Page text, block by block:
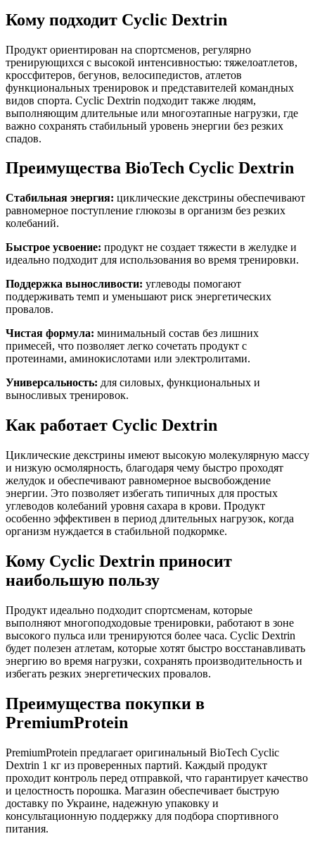
Кому подходит Cyclic Dextrin
Продукт ориентирован на спортсменов, регулярно
тренирующихся с высокой интенсивностью: тяжелоатлетов,
кроссфитеров, бегунов, велосипедистов, атлетов
функциональных тренировок и представителей командных
видов спорта. Cyclic Dextrin подходит также людям,
выполняющим длительные или многоэтапные нагрузки, где
важно сохранять стабильный уровень энергии без резких
спадов.
Преимущества BioTech Cyclic Dextrin
Стабильная энергия: циклические декстрины обеспечивают
равномерное поступление глюкозы в организм без резких
колебаний.
Быстрое усвоение: продукт не создает тяжести в желудке и
идеально подходит для использования во время тренировки.
Поддержка выносливости: углеводы помогают
поддерживать темп и уменьшают риск энергетических
провалов.
Чистая формула: минимальный состав без лишних
примесей, что позволяет легко сочетать продукт с
протеинами, аминокислотами или электролитами.
Универсальность: для силовых, функциональных и
выносливых тренировок.
Как работает Cyclic Dextrin
Циклические декстрины имеют высокую молекулярную массу
и низкую осмолярность, благодаря чему быстро проходят
желудок и обеспечивают равномерное высвобождение
энергии. Это позволяет избегать типичных для простых
углеводов колебаний уровня сахара в крови. Продукт
особенно эффективен в период длительных нагрузок, когда
организм нуждается в стабильной подкормке.
Кому Cyclic Dextrin приносит
наибольшую пользу
Продукт идеально подходит спортсменам, которые
выполняют многоподходовые тренировки, работают в зоне
высокого пульса или тренируются более часа. Cyclic Dextrin
будет полезен атлетам, которые хотят быстро восстанавливать
энергию во время нагрузки, сохранять производительность и
избегать резких энергетических провалов.
Преимущества покупки в
PremiumProtein
PremiumProtein предлагает оригинальный BioTech Cyclic
Dextrin 1 кг из проверенных партий. Каждый продукт
проходит контроль перед отправкой, что гарантирует качество
и целостность порошка. Магазин обеспечивает быструю
доставку по Украине, надежную упаковку и
консультационную поддержку для подбора спортивного
питания.